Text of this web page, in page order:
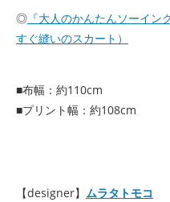
◎ 『大人のかんたんソーイ
すぐ縫いのスカート）
■布幅：約110cm
■プリント幅：約108cm
【designer】 ムラタトモコ